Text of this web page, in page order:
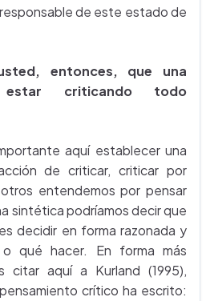
de este estado de
entonces, que una
criticando todo
aquí establecer una
de criticar, criticar por
entendemos por pensar
sintética podríamos decir que
decidir en forma razonada y
qué hacer. En forma más
citar aquí a Kurland (1995),
crítico ha escrito: